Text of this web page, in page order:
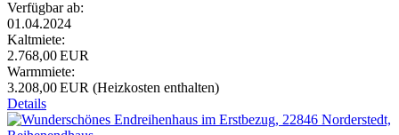
Verfügbar ab:
01.04.2024
Kaltmiete:
2.768,00 EUR
Warmmiete:
3.208,00 EUR (Heizkosten enthalten)
Details